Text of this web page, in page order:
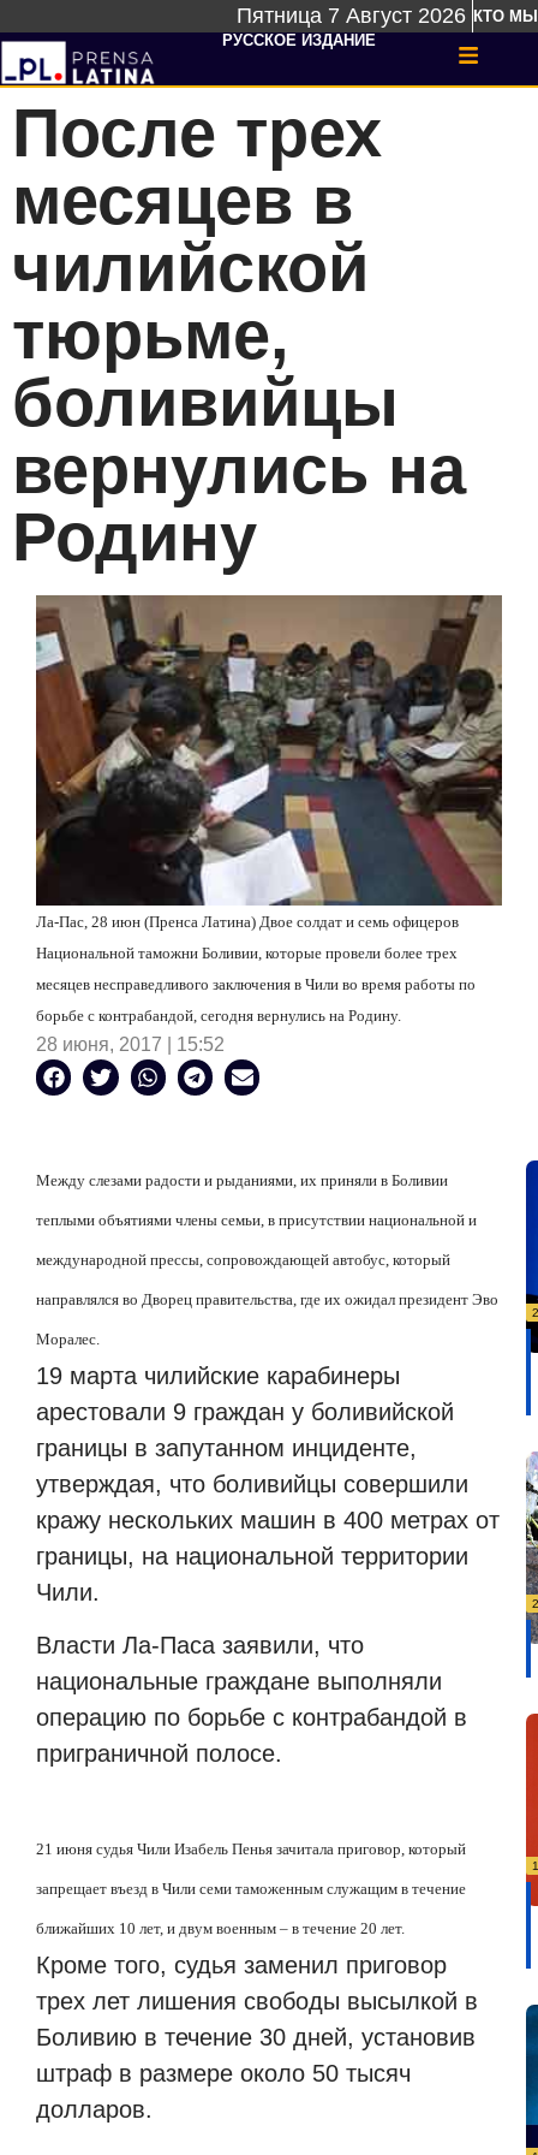
Пятница 7 Август 2026 КТО МЫ
РУССКОЕ ИЗДАНИЕ
После трех
месяцев в
чилийской
тюрьме,
боливийцы
вернулись на
Родину
Ла-Пас, 28 июн (Пренса Латина) Двое солдат и семь офицеров
Национальной таможни Боливии, которые провели более трех
месяцев несправедливого заключения в Чили во время работы по
борьбе с контрабандой, сегодня вернулись на Родину.
28 июня, 2017 | 15:52
Между слезами радости и рыданиями, их приняли в Боливии
теплыми объятиями члены семьи, в присутствии национальной и
международной прессы, сопровождающей автобус, который
направлялся во Дворец правительства, где их ожидал президент Эво
Моралес.
19 марта чилийские карабинеры
арестовали 9 граждан у боливийской
границы в запутанном инциденте,
утверждая, что боливийцы совершили
кражу нескольких машин в 400 метрах от
границы, на национальной территории
Чили.
Власти Ла-Паса заявили, что
национальные граждане выполняли
операцию по борьбе с контрабандой в
приграничной полосе.
21 июня судья Чили Изабель Пенья зачитала приговор, который
запрещает въезд в Чили семи таможенным служащим в течение
ближайших 10 лет, и двум военным – в течение 20 лет.
Кроме того, судья заменил приговор
трех лет лишения свободы высылкой в
Боливию в течение 30 дней, установив
штраф в размере около 50 тысяч
долларов.